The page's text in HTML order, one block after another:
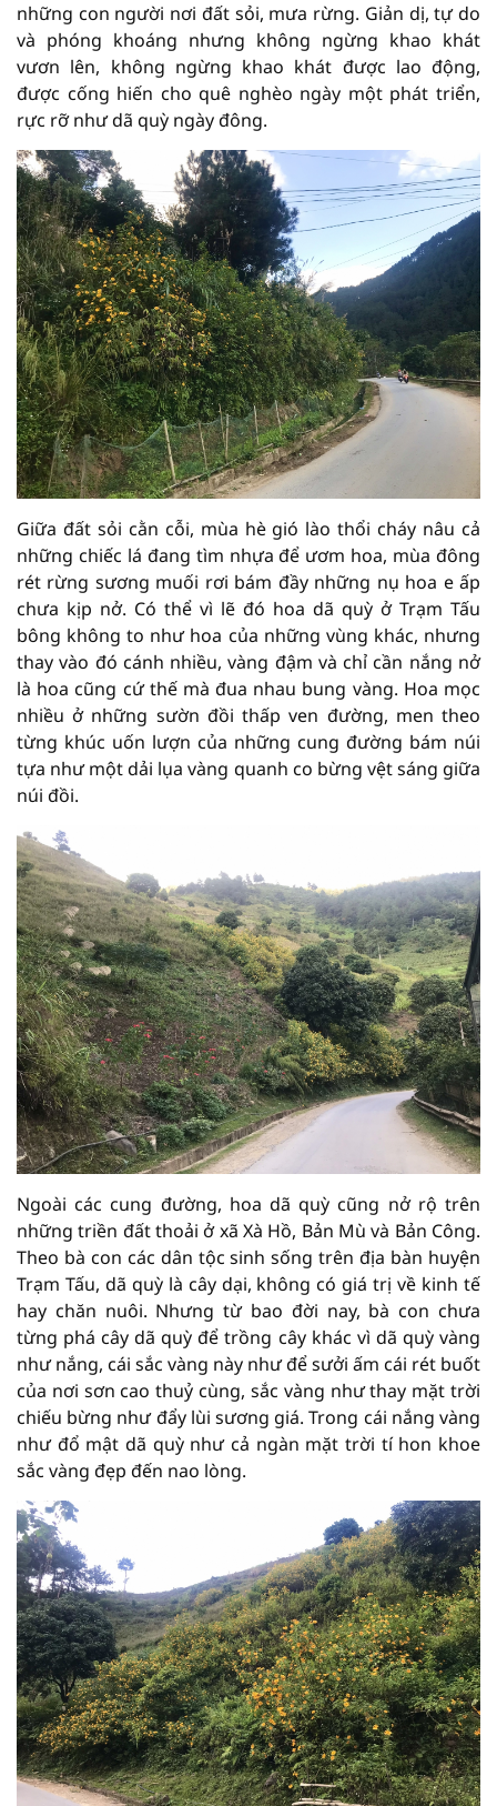
những con người nơi đất sỏi, mưa rừng. Giản dị, tự do
và phóng khoáng nhưng không ngừng khao khát
vươn lên, không ngừng khao khát được lao động,
được cống hiến cho quê nghèo ngày một phát triển,
rực rỡ như dã quỳ ngày đông.
Giữa đất sỏi cằn cỗi, mùa hè gió lào thổi cháy nâu cả
những chiếc lá đang tìm nhựa để ươm hoa, mùa đông
rét rừng sương muối rơi bám đầy những nụ hoa e ấp
chưa kịp nở. Có thể vì lẽ đó hoa dã quỳ ở Trạm Tấu
bông không to như hoa của những vùng khác, nhưng
thay vào đó cánh nhiều, vàng đậm và chỉ cần nắng nở
là hoa cũng cứ thế mà đua nhau bung vàng. Hoa mọc
nhiều ở những sườn đồi thấp ven đường, men theo
từng khúc uốn lượn của những cung đường bám núi
tựa như một dải lụa vàng quanh co bừng vệt sáng giữa
núi đồi.
Ngoài các cung đường, hoa dã quỳ cũng nở rộ trên
những triền đất thoải ở xã Xà Hồ, Bản Mù và Bản Công.
Theo bà con các dân tộc sinh sống trên địa bàn huyện
Trạm Tấu, dã quỳ là cây dại, không có giá trị về kinh tế
hay chăn nuôi. Nhưng từ bao đời nay, bà con chưa
từng phá cây dã quỳ để trồng cây khác vì dã quỳ vàng
như nắng, cái sắc vàng này như để sưởi ấm cái rét buốt
của nơi sơn cao thuỷ cùng, sắc vàng như thay mặt trời
chiếu bừng như đẩy lùi sương giá. Trong cái nắng vàng
như đổ mật dã quỳ như cả ngàn mặt trời tí hon khoe
sắc vàng đẹp đến nao lòng.